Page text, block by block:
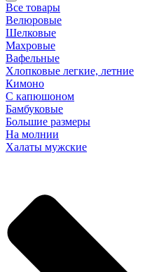
Все товары
Велюровые
Шелковые
Махровые
Вафельные
Хлопковые легкие, летние
Кимоно
С капюшоном
Бамбуковые
Большие размеры
На молнии
Халаты мужские